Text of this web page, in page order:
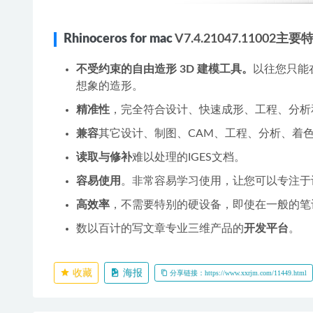
Rhinoceros for macV7.4.21047.11002主要
不受约束的自由造形 3D 建模工具。
以往您只
想象的造形。
精准性 ，完全符合设计、快速成形、工程、分
兼容其它设计、制图、CAM、工程、分析、着
读取与修补难以处理的IGES文档。
容易使用 。非常容易学习使用，让您可以专注
高效率 ，不需要特别的硬设备，即使在一般的
数以百计的写文章专业三维产品的开发平台。
收藏 海报 分享链接：https://www.xxrjm.com/11449.html